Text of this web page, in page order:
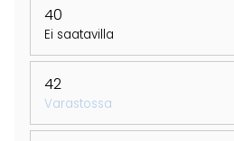
40
Ei saatavilla
42
Varastossa